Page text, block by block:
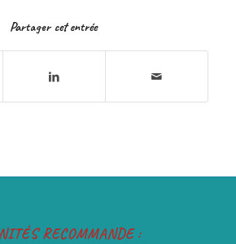
Partager cet entrée
RECOMMANDE :